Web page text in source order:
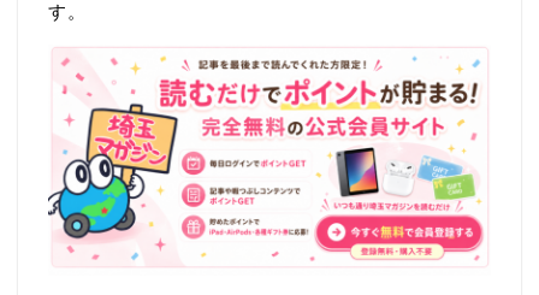
す。